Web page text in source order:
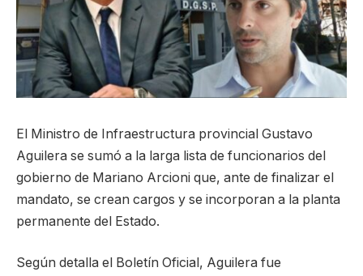
El Ministro de Infraestructura provincial Gustavo
Aguilera se sumó a la larga lista de funcionarios del
gobierno de Mariano Arcioni que, ante de finalizar el
mandato, se crean cargos y se incorporan a la planta
permanente del Estado.
Según detalla el Boletín Oficial, Aguilera fue